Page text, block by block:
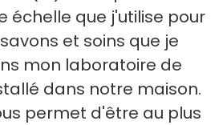
échelle que j'utilise pour
et soins que je
mon laboratoire de
dans notre maison.
permet d'être au plus